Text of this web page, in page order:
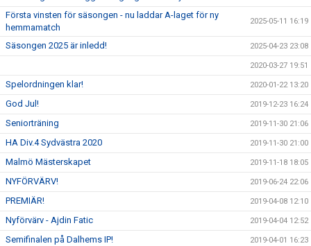
Första vinsten för säsongen - nu laddar A-laget för ny
hemmamatch
2025-05-11 16:19
Säsongen 2025 är inledd! 2025-04-23 23:08
2020-03-27 19:51
Spelordningen klar! 2020-01-22 13:20
God Jul! 2019-12-23 16:24
Seniorträning 2019-11-30 21:06
HA Div.4 Sydvästra 2020 2019-11-30 21:00
Malmö Mästerskapet 2019-11-18 18:05
NYFÖRVÄRV! 2019-06-24 22:06
PREMIÄR! 2019-04-08 12:10
Nyförvärv - Ajdin Fatic 2019-04-04 12:52
Semifinalen på Dalhems IP! 2019-04-01 16:23